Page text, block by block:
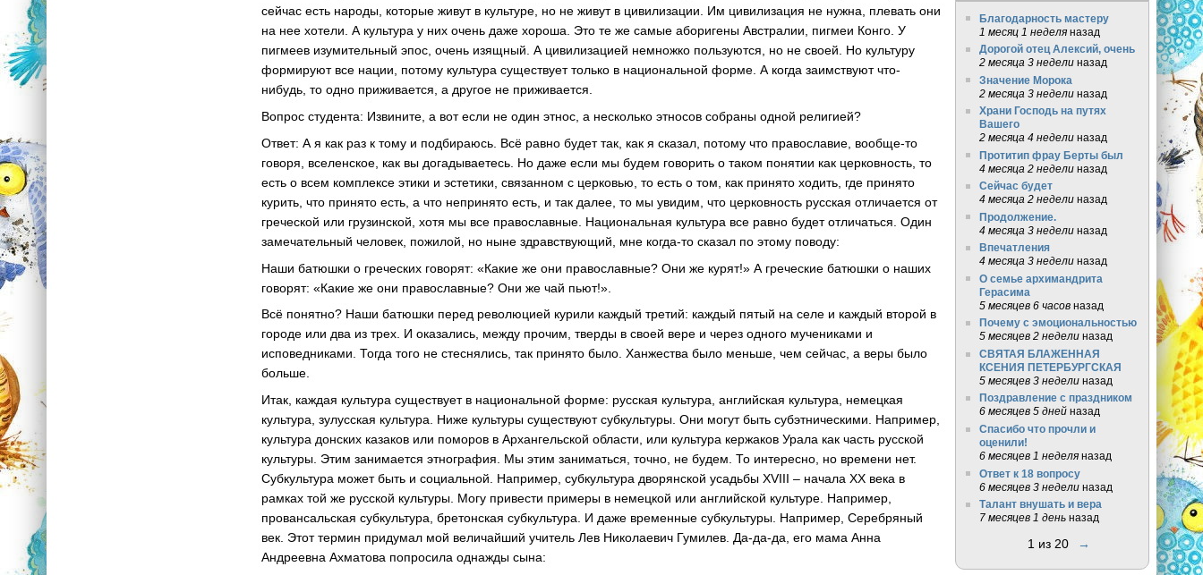
сейчас есть народы, которые живут в культуре, но не живут в цивилизации. Им цивилизация не нужна, плевать они
на нее хотели. А культура у них очень даже хороша. Это те же самые аборигены Австралии, пигмеи Конго. У
пигмеев изумительный эпос, очень изящный. А цивилизацией немножко пользуются, но не своей. Но культуру
формируют все нации, потому культура существует только в национальной форме. А когда заимствуют что-
нибудь, то одно приживается, а другое не приживается.
Вопрос студента: Извините, а вот если не один этнос, а несколько этносов собраны одной религией?
Ответ: А я как раз к тому и подбираюсь. Всё равно будет так, как я сказал, потому что православие, вообще-то
говоря, вселенское, как вы догадываетесь. Но даже если мы будем говорить о таком понятии как церковность, то
есть о всем комплексе этики и эстетики, связанном с церковью, то есть о том, как принято ходить, где принято
курить, что принято есть, а что непринято есть, и так далее, то мы увидим, что церковность русская отличается от
греческой или грузинской, хотя мы все православные. Национальная культура все равно будет отличаться. Один
замечательный человек, пожилой, но ныне здравствующий, мне когда-то сказал по этому поводу:
Наши батюшки о греческих говорят: «Какие же они православные? Они же курят!» А греческие батюшки о наших
говорят: «Какие же они православные? Они же чай пьют!».
Всё понятно? Наши батюшки перед революцией курили каждый третий: каждый пятый на селе и каждый второй в
городе или два из трех. И оказались, между прочим, тверды в своей вере и через одного мучениками и
исповедниками. Тогда того не стеснялись, так принято было. Ханжества было меньше, чем сейчас, а веры было
больше.
Итак, каждая культура существует в национальной форме: русская культура, английская культура, немецкая
культура, зулусская культура. Ниже культуры существуют субкультуры. Они могут быть субэтническими. Например,
культура донских казаков или поморов в Архангельской области, или культура кержаков Урала как часть русской
культуры. Этим занимается этнография. Мы этим заниматься, точно, не будем. То интересно, но времени нет.
Субкультура может быть и социальной. Например, субкультура дворянской усадьбы XVIII – начала XX века в
рамках той же русской культуры. Могу привести примеры в немецкой или английской культуре. Например,
провансальская субкультура, бретонская субкультура. И даже временные субкультуры. Например, Серебряный
век. Этот термин придумал мой величайший учитель Лев Николаевич Гумилев. Да-да-да, его мама Анна
Андреевна Ахматова попросила однажды сына:
Благодарность мастеру
1 месяц 1 неделяназад
Дорогой отец Алексий, очень
2 месяца 3 неделиназад
Значение Морока
2 месяца 3 неделиназад
Храни Господь на путях
Вашего
2 месяца 4 неделиназад
Протитип фрау Берты был
4 месяца 2 неделиназад
Сейчас будет
4 месяца 2 неделиназад
Продолжение.
4 месяца 3 неделиназад
Впечатления
4 месяца 3 неделиназад
О семье архимандрита
Герасима
5 месяцев 6 часовназад
Почему с эмоциональностью
5 месяцев 2 неделиназад
СВЯТАЯ БЛАЖЕННАЯ
КСЕНИЯ ПЕТЕРБУРГСКАЯ
5 месяцев 3 неделиназад
Поздравление с праздником
6 месяцев 5 днейназад
Спасибо что прочли и
оценили!
6 месяцев 1 неделяназад
Ответ к 18 вопросу
6 месяцев 3 неделиназад
Талант внушать и вера
7 месяцев 1 деньназад
1 из 20 →